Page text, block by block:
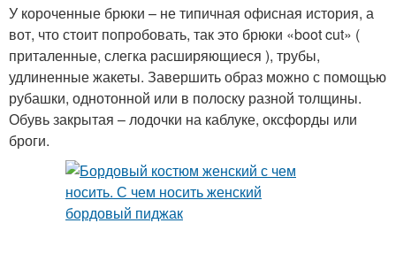
У короченные брюки – не типичная офисная история, а
вот, что стоит попробовать, так это брюки «boot cut» (
приталенные, слегка расширяющиеся ), трубы,
удлиненные жакеты. Завершить образ можно с помощью
рубашки, однотонной или в полоску разной толщины.
Обувь закрытая – лодочки на каблуке, оксфорды или
броги.